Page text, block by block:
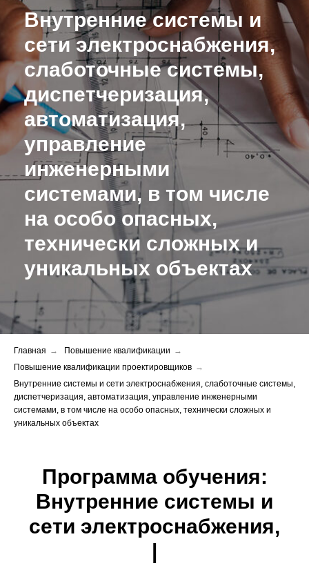
Внутренние системы и
сети электроснабжения,
слаботочные системы,
диспетчеризация,
автоматизация,
управление
инженерными
системами, в том числе
на особо опасных,
технически сложных и
уникальных объектах
Главная → Повышение квалификации →
Повышение квалификации проектировщиков →
Внутренние системы и сети электроснабжения, слаботочные системы,
диспетчеризация, автоматизация, управление инженерными
системами, в том числе на особо опасных, технически сложных и
уникальных объектах
Программа обучения:
Внутренние системы и
сети электроснабжения,
|